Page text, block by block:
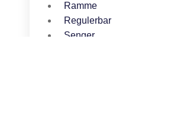
Ramme
Regulerbar
Senger